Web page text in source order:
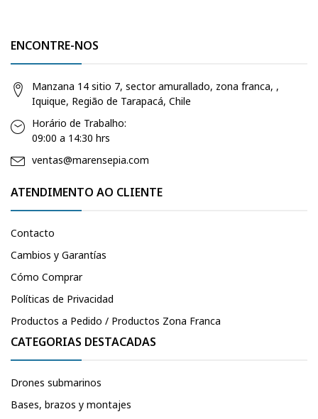
ENCONTRE-NOS
Manzana 14 sitio 7, sector amurallado, zona franca, ,
Iquique, Região de Tarapacá, Chile
Horário de Trabalho:
09:00 a 14:30 hrs
ventas@marensepia.com
ATENDIMENTO AO CLIENTE
Contacto
Cambios y Garantías
Cómo Comprar
Políticas de Privacidad
Productos a Pedido / Productos Zona Franca
CATEGORIAS DESTACADAS
Drones submarinos
Bases, brazos y montajes